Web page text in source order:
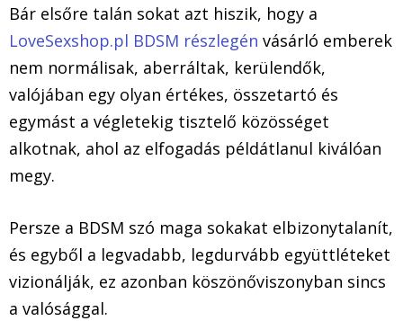
Bár elsőre talán sokat azt hiszik, hogy a
LoveSexshop.pl BDSM részlegén vásárló emberek
nem normálisak, aberráltak, kerülendők,
valójában egy olyan értékes, összetartó és
egymást a végletekig tisztelő közösséget
alkotnak, ahol az elfogadás példátlanul kiválóan
megy.
Persze a BDSM szó maga sokakat elbizonytalanít,
és egyből a legvadabb, legdurvább együttléteket
vizionálják, ez azonban köszönőviszonyban sincs
a valósággal.